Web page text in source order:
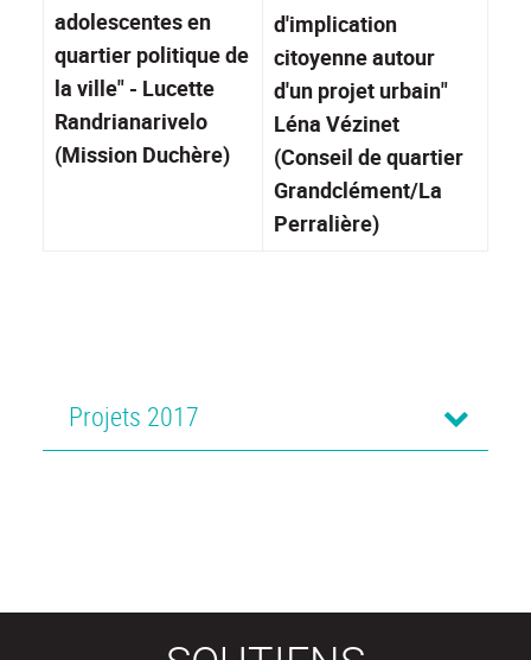
adolescentes en
quartier politique de
la ville" - Lucette
Randrianarivelo
(Mission Duchère)
d'implication
citoyenne autour
d'un projet urbain"
Léna Vézinet
(Conseil de quartier
Grandclément/La
Perralière)
Projets 2017